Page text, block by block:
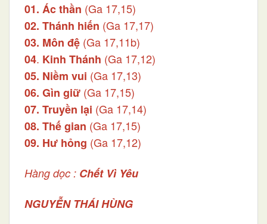
01. Ác thần (Ga 17,15)
02. Thánh hiến (Ga 17,17)
03. Môn đệ (Ga 17,11b)
04. Kinh Thánh (Ga 17,12)
05. Niềm vui (Ga 17,13)
06. Gìn giữ (Ga 17,15)
07. Truyền lại (Ga 17,14)
08. Thế gian (Ga 17,15)
09. Hư hỏng (Ga 17,12)
Hàng dọc : Chết Vì Yêu
NGUYỄN THÁI HÙNG